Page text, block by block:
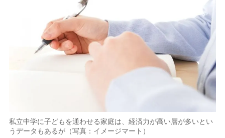
私立中学に子どもを通わせる家庭は、経済力が高い層が多いとい
うデータもあるが（写真：イメージマート）